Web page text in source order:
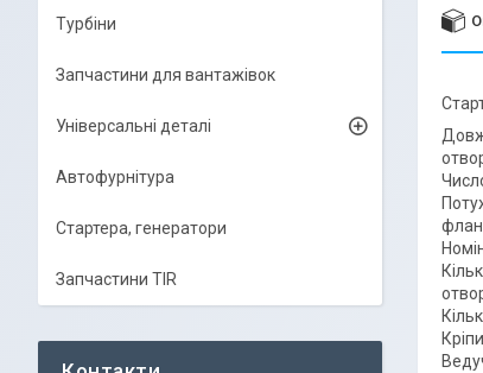
Турбіни
Запчастини для вантажівок
Універсальні деталі
Автофурнітура
Стартера, генератори
Запчастини TIR